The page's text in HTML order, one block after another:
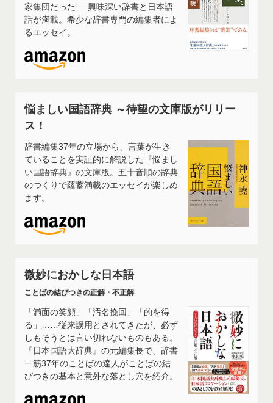
家集団だった──興味深い辞書と日本語
話が満載。希少な辞書専門の編集者によ
るエッセイ。
悩ましい国語辞典 ～待望の文庫版がリリー
ス！
辞書編集37年の立場から、言葉が生き
ていることを実証的に解説した『悩まし
い国語辞典』の文庫版。五十音順の辞典
のつくりで蘊蓄満載のエッセイが楽しめ
ます。
微妙におかしな日本語
ことばの結びつきの正解・不正解
「満面の笑顔」「汚名挽回」「的を得
る」……従来誤用とされてきたが、必ず
しもそうとは言い切れないものもある。
『日本国語大辞典』の元編集長で、辞書
一筋37年のことばの達人がことばの結
びつきの基本と意外な落とし穴を紹介。